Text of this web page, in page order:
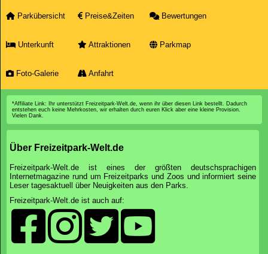
Parkübersicht Preise&Zeiten Bewertungen
Unterkunft Attraktionen Parkmap
Foto-Galerie Anfahrt
*Affiliate Link: Ihr unterstützt Freizeitpark-Welt.de, wenn ihr über diesen Link bestellt. Dadurch
entstehen euch keine Mehrkosten, wir erhalten durch euren Klick aber eine kleine Provision.
Vielen Dank.
Über Freizeitpark-Welt.de
Freizeitpark-Welt.de ist eines der größten deutschsprachigen
Internetmagazine rund um Freizeitparks und Zoos und informiert seine
Leser tagesaktuell über Neuigkeiten aus den Parks.
Freizeitpark-Welt.de ist auch auf: